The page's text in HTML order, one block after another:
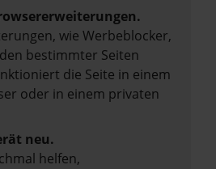
wie Werbeblocker,
bestimmter Seiten
die Seite in einem
oder in einem privaten
neu.
helfen,